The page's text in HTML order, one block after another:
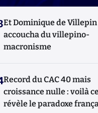
Et Dominique de Villepin
accoucha du villepino-
macronisme
Record du CAC 40 mais
croissance nulle : voilà
révèle le paradoxe